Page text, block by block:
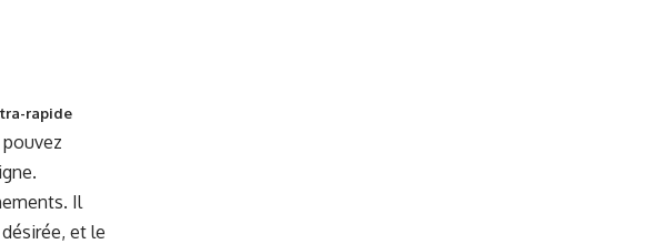
rapide
Il
et le